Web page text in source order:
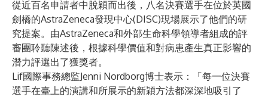
從近百名申請者中脫穎而出後，八名決賽選手在位於英國
劍橋的AstraZeneca發現中心(DISC)現場展示了他們的研
究提案。由AstraZeneca和外部生命科學領導者組成的評
審團聆聽陳述後，根據科學價值和對病患產生真正影響的
潛力評選出了獲獎者。
Lif國際事務總監Jenni Nordborg博士表示：「每一位決賽
選手在臺上的演講和所展示的新穎方法都深深地吸引了